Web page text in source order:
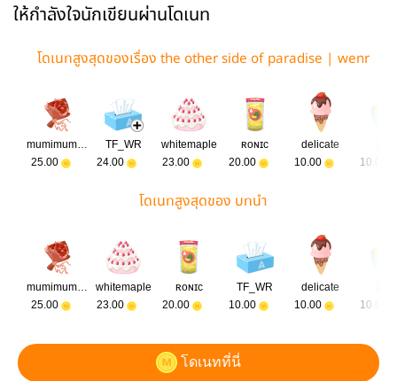
ให้กำลังใจนักเขียนผ่านโดเนท
โดเนทสูงสุดของเรื่อง the other side of paradise | wenr
mumimumimumumimu
25.00
TF_WR
24.00
whitemaple
23.00
ʀᴏɴɪᴄ
20.00
delicate
10.00
10.00
โดเนทสูงสุดของ บทนำ
mumimumimumumimu
25.00
whitemaple
23.00
ʀᴏɴɪᴄ
20.00
TF_WR
10.00
delicate
10.00
10.00
โดเนทที่นี่